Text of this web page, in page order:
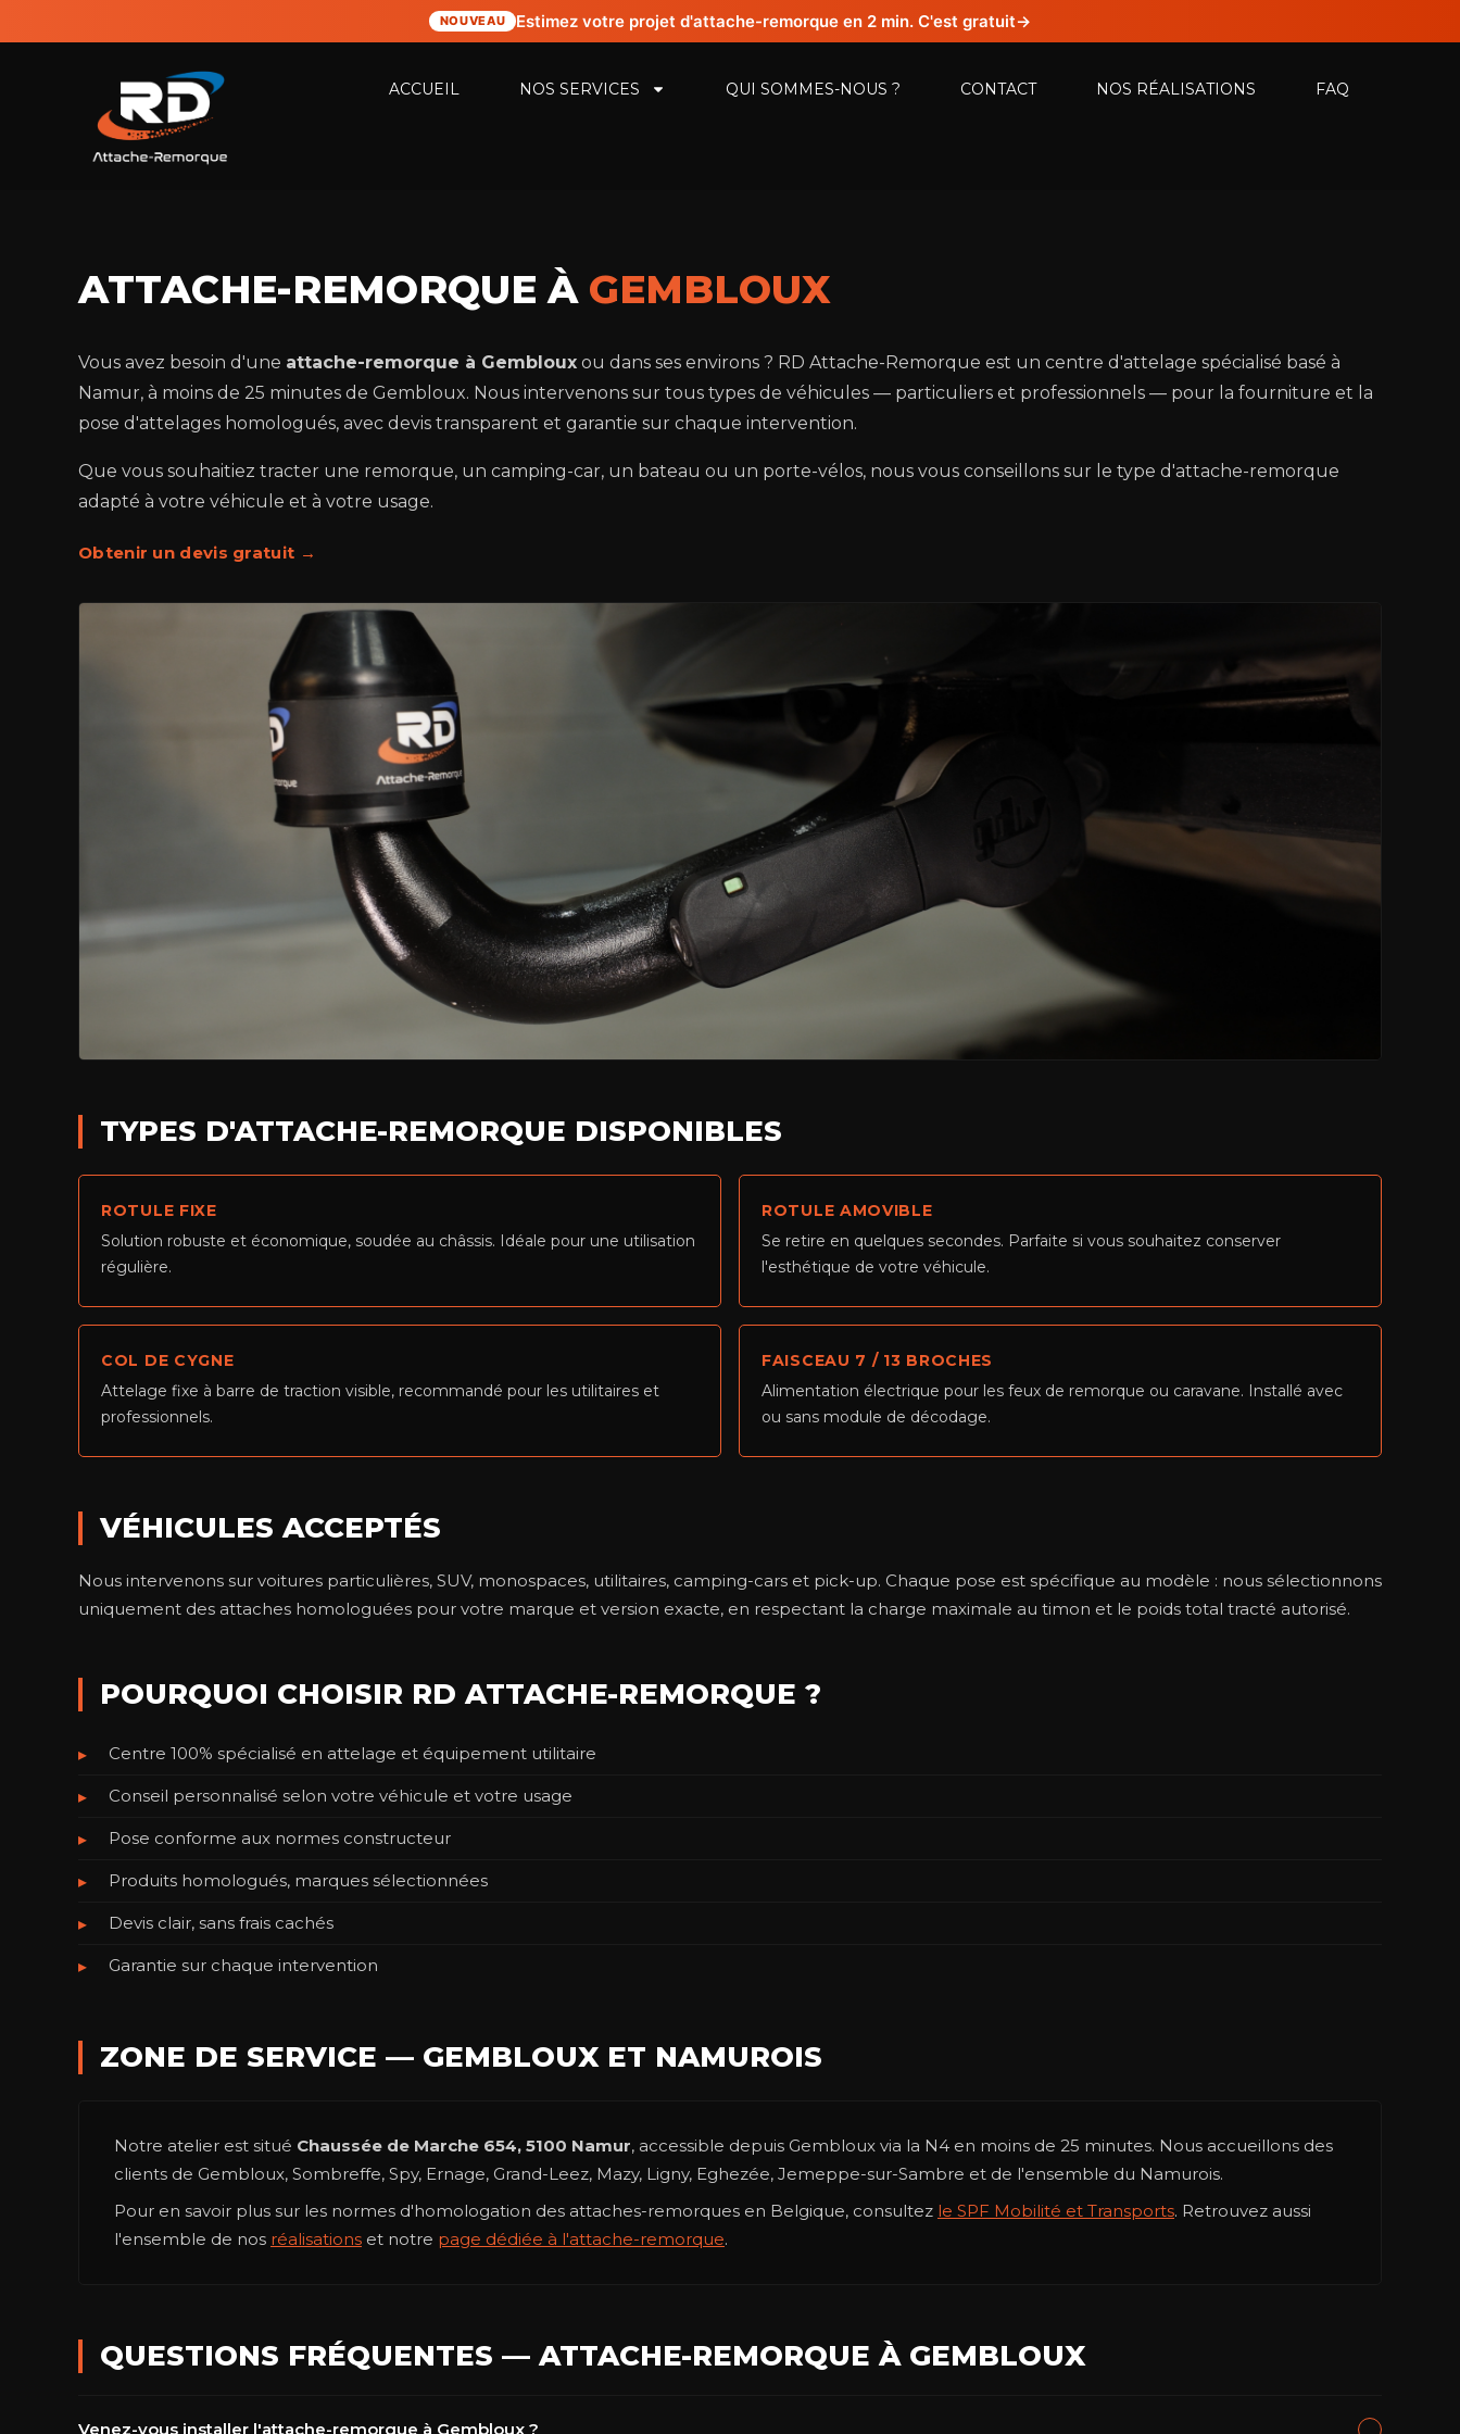
NOUVEAU Estimez votre projet d'attache-remorque en 2 min. C'est gratuit→
ACCUEIL NOS SERVICES QUI SOMMES-NOUS ? CONTACT NOS RÉALISATIONS FAQ
ATTACHE-REMORQUE À GEMBLOUX
Vous avez besoin d'une attache-remorque à Gembloux ou dans ses environs ? RD Attache-Remorque est un centre d'attelage spécialisé basé à
Namur, à moins de 25 minutes de Gembloux. Nous intervenons sur tous types de véhicules — particuliers et professionnels — pour la fourniture et la
pose d'attelages homologués, avec devis transparent et garantie sur chaque intervention.
Que vous souhaitiez tracter une remorque, un camping-car, un bateau ou un porte-vélos, nous vous conseillons sur le type d'attache-remorque
adapté à votre véhicule et à votre usage.
Obtenir un devis gratuit →
TYPES D'ATTACHE-REMORQUE DISPONIBLES
ROTULE FIXE
Solution robuste et économique, soudée au châssis. Idéale pour une utilisation
régulière.
ROTULE AMOVIBLE
Se retire en quelques secondes. Parfaite si vous souhaitez conserver
l'esthétique de votre véhicule.
COL DE CYGNE
Attelage fixe à barre de traction visible, recommandé pour les utilitaires et
professionnels.
FAISCEAU 7 / 13 BROCHES
Alimentation électrique pour les feux de remorque ou caravane. Installé avec
ou sans module de décodage.
VÉHICULES ACCEPTÉS
Nous intervenons sur voitures particulières, SUV, monospaces, utilitaires, camping-cars et pick-up. Chaque pose est spécifique au modèle : nous sélectionnons
uniquement des attaches homologuées pour votre marque et version exacte, en respectant la charge maximale au timon et le poids total tracté autorisé.
POURQUOI CHOISIR RD ATTACHE-REMORQUE ?
Centre 100% spécialisé en attelage et équipement utilitaire
Conseil personnalisé selon votre véhicule et votre usage
Pose conforme aux normes constructeur
Produits homologués, marques sélectionnées
Devis clair, sans frais cachés
Garantie sur chaque intervention
ZONE DE SERVICE — GEMBLOUX ET NAMUROIS
Notre atelier est situé Chaussée de Marche 654, 5100 Namur, accessible depuis Gembloux via la N4 en moins de 25 minutes. Nous accueillons des
clients de Gembloux, Sombreffe, Spy, Ernage, Grand-Leez, Mazy, Ligny, Eghezée, Jemeppe-sur-Sambre et de l'ensemble du Namurois.
Pour en savoir plus sur les normes d'homologation des attaches-remorques en Belgique, consultez le SPF Mobilité et Transports. Retrouvez aussi
l'ensemble de nos réalisations et notre page dédiée à l'attache-remorque.
QUESTIONS FRÉQUENTES — ATTACHE-REMORQUE À GEMBLOUX
Venez-vous installer l'attache-remorque à Gembloux ?